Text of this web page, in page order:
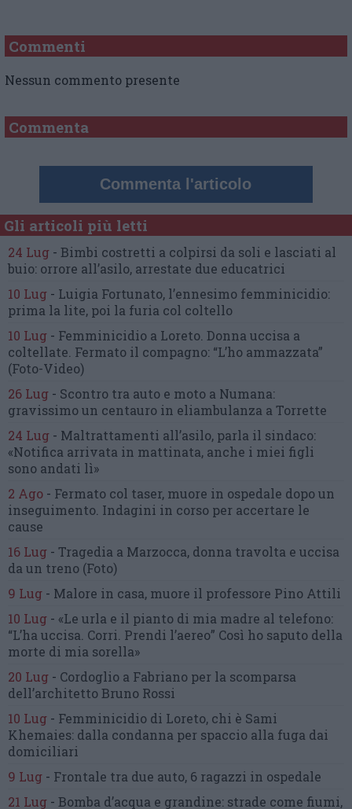
Commenti
Nessun commento presente
Commenta
Commenta l'articolo
Gli articoli più letti
24 Lug - Bimbi costretti a colpirsi da soli e lasciati al
buio: orrore all’asilo, arrestate due educatrici
10 Lug - Luigia Fortunato, l’ennesimo femminicidio:
prima la lite, poi la furia col coltello
10 Lug - Femminicidio a Loreto. Donna uccisa a
coltellate. Fermato il compagno: “L’ho ammazzata”
(Foto-Video)
26 Lug - Scontro tra auto e moto a Numana:
gravissimo un centauro in eliambulanza a Torrette
24 Lug - Maltrattamenti all’asilo, parla il sindaco:
«Notifica arrivata in mattinata, anche i miei figli
sono andati lì»
2 Ago - Fermato col taser, muore in ospedale dopo un
inseguimento. Indagini in corso per accertare le
cause
16 Lug - Tragedia a Marzocca, donna travolta e uccisa
da un treno (Foto)
9 Lug - Malore in casa, muore il professore Pino Attili
10 Lug - «Le urla e il pianto di mia madre al telefono:
“L’ha uccisa. Corri. Prendi l’aereo” Così ho saputo della
morte di mia sorella»
20 Lug - Cordoglio a Fabriano per la scomparsa
dell’architetto Bruno Rossi
10 Lug - Femminicidio di Loreto, chi è Sami
Khemaies: dalla condanna per spaccio alla fuga dai
domiciliari
9 Lug - Frontale tra due auto, 6 ragazzi in ospedale
21 Lug - Bomba d’acqua e grandine: strade come fiumi,